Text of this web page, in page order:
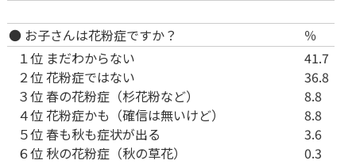
● お子さんは花粉症ですか？
％
１位
２位
３位
４位
５位
６位
まだわからない
花粉症ではない
春の花粉症（杉花粉など）
花粉症かも（確信は無いけど）
春も秋も症状が出る
秋の花粉症（秋の草花）
41.7
36.8
8.8
8.8
3.6
0.3